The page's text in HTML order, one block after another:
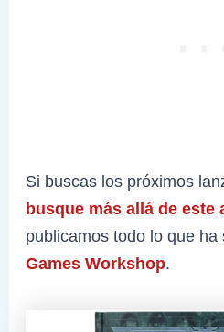
Si buscas los próximos
busque más allá de este
publicamos todo lo que
Games Workshop.